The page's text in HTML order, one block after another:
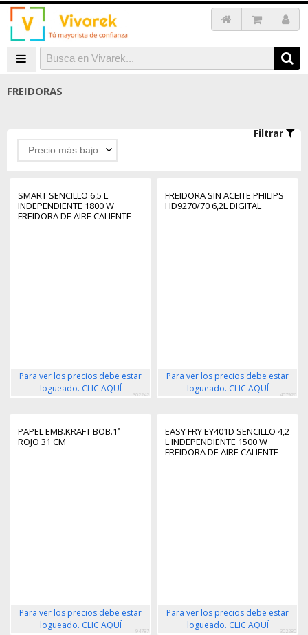
FREIDORAS
Filtrar
Precio más bajo
SMART SENCILLO 6,5 L
INDEPENDIENTE 1800 W
FREIDORA DE AIRE CALIENTE
Para ver los precios debe estar
logueado. CLIC AQUÍ
302242
FREIDORA SIN ACEITE PHILIPS
HD9270/70 6,2L DIGITAL
Para ver los precios debe estar
logueado. CLIC AQUÍ
407926
PAPEL EMB.KRAFT BOB.1ª
ROJO 31 CM
Para ver los precios debe estar
logueado. CLIC AQUÍ
94787
EASY FRY EY401D SENCILLO 4,2
L INDEPENDIENTE 1500 W
FREIDORA DE AIRE CALIENTE
Para ver los precios debe estar
logueado. CLIC AQUÍ
302280